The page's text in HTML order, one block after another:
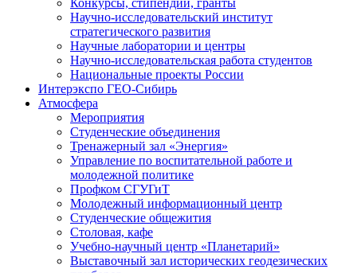
Конкурсы, стипендии, гранты
Научно-исследовательский институт
стратегического развития
Научные лаборатории и центры
Научно-исследовательская работа студентов
Национальные проекты России
Интерэкспо ГЕО-Сибирь
Атмосфера
Мероприятия
Студенческие объединения
Тренажерный зал «Энергия»
Управление по воспитательной работе и
молодежной политике
Профком СГУГиТ
Молодежный информационный центр
Студенческие общежития
Столовая, кафе
Учебно-научный центр «Планетарий»
Выставочный зал исторических геодезических